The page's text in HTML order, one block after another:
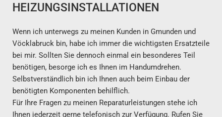
HEIZUNGSINSTALLATIONEN
Wenn ich unterwegs zu meinen Kunden in Gmunden und
Vöcklabruck bin, habe ich immer die wichtigsten Ersatzteile
bei mir. Sollten Sie dennoch einmal ein besonderes Teil
benötigen, besorge ich es Ihnen im Handumdrehen.
Selbstverständlich bin ich Ihnen auch beim Einbau der
benötigten Komponenten behilflich.
Für Ihre Fragen zu meinen Reparaturleistungen stehe ich
Ihnen jederzeit gerne telefonisch zur Verfügung. Rufen Sie